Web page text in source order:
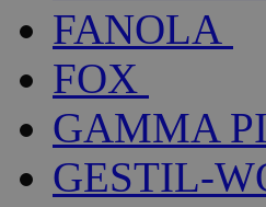
FANOLA
FOX
GAMMA
GESTIL-